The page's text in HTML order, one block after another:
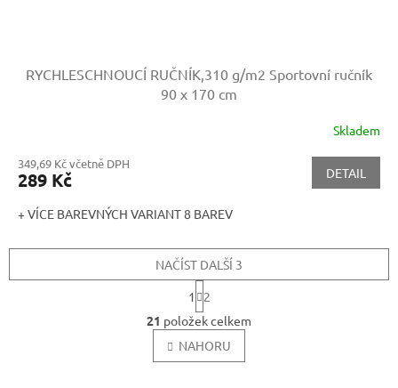
RYCHLESCHNOUCÍ RUČNÍK,310 g/m2 Sportovní ručník
90 x 170 cm
Skladem
349,69 Kč včetně DPH
289 Kč DETAIL
+ VÍCE BAREVNÝCH VARIANT 8 BAREV
O
v
l
á
NAČÍST DALŠÍ 3
S
t
r
á
n
k
1
2
21 položek celkem
NAHORU